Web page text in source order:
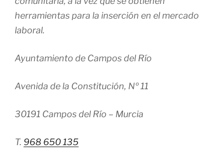
herramientas para la inserción en el mercado
laboral.
Ayuntamiento de Campos del Río
Avenida de la Constitución, Nº 11
30191 Campos del Río – Murcia
T. 968 650 135